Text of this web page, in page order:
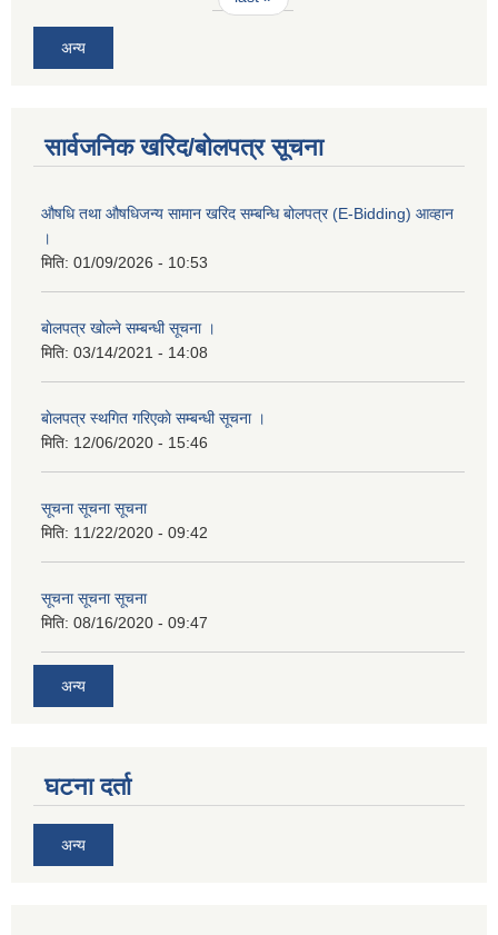
अन्य
सार्वजनिक खरिद/बोलपत्र सूचना
औषधि तथा औषधिजन्य सामान खरिद सम्बन्धि बोलपत्र (E-Bidding) आव्हान
।
मिति: 01/09/2026 - 10:53
बाेलपत्र खोल्ने सम्बन्धी सूचना ।
मिति: 03/14/2021 - 14:08
बाेलपत्र स्थगित गरिएकाे सम्बन्धी सूचना ।
मिति: 12/06/2020 - 15:46
सूचना सूचना सूचना
मिति: 11/22/2020 - 09:42
सूचना सूचना सूचना
मिति: 08/16/2020 - 09:47
अन्य
घटना दर्ता
अन्य